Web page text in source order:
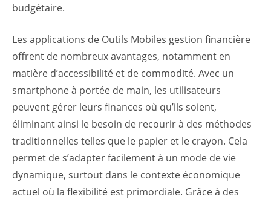
budgétaire.
Les applications de Outils Mobiles gestion financière
offrent de nombreux avantages, notamment en
matière d’accessibilité et de commodité. Avec un
smartphone à portée de main, les utilisateurs
peuvent gérer leurs finances où qu’ils soient,
éliminant ainsi le besoin de recourir à des méthodes
traditionnelles telles que le papier et le crayon. Cela
permet de s’adapter facilement à un mode de vie
dynamique, surtout dans le contexte économique
actuel où la flexibilité est primordiale. Grâce à des